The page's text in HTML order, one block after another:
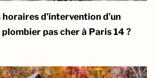
d’intervention d’un
plombier pas cher à Paris 14 ?